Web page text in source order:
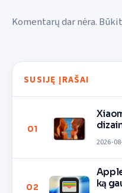
Komentarų dar nėra.
SUSIJĘ ĮRAŠAI
01
2026-
02
ką